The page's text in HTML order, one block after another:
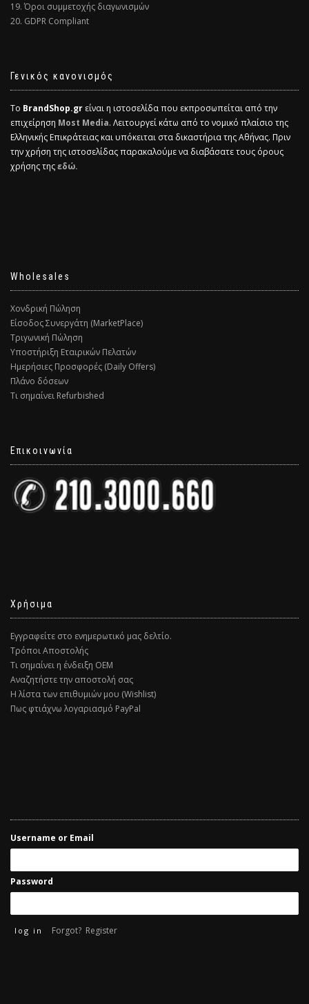
19. Όροι συμμετοχής διαγωνισμών
20. GDPR Compliant
Γενικός κανονισμός
Το BrandShop.gr είναι η ιστοσελίδα που εκπροσωπείται από την
επιχείρηση Most Media. Λειτουργεί κάτω από το νομικό πλαίσιο της
Ελληνικής Επικράτειας και υπόκειται στα δικαστήρια της Αθήνας. Πριν
την χρήση της ιστοσελίδας παρακαλούμε να διαβάσατε τους όρους
χρήσης τηςεδώ.
Wholesales
Χονδρική Πώληση
Είσοδος Συνεργάτη (MarketPlace)
Τριγωνική Πώληση
Υποστήριξη Εταιρικών Πελατών
Ημερήσιες Προσφορές (Daily Offers)
Πλάνο δόσεων
Τι σημαίνει Refurbished
Επικοινωνία
Χρήσιμα
Εγγραφείτε στο ενημερωτικό μας δελτίο.
Τρόποι Αποστολής
Τι σημαίνει η ένδειξη ΟΕΜ
Αναζητήστε την αποστολή σας
Η λίστα των επιθυμιών μου (Wishlist)
Πως φτιάχνω λογαριασμό PayPal
Username or Email
Password
Forgot? Register